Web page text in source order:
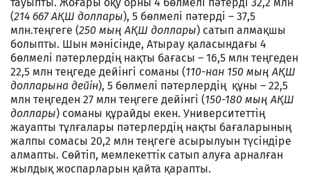
(214 667 АҚШ доллары), 5 бөлмелі пәтерді – 37,5
млн.теңгеге (250 мың АҚШ доллары) сатып алмақшы
болыпты. Шын мәнісінде, Атырау қаласындағы 4
бөлмелі пәтерлердің нақты бағасы – 16,5 млн теңгеден
22,5 млн теңгеде дейінгі соманы (110-нан 150 мың АҚШ
долларына дейін), 5 бөлмелі пәтерлердің құны – 22,5
млн теңгеден 27 млн теңгеге дейінгі (150-180 мың АҚШ
доллары) соманы құрайды екен. Университеттің
жауапты тұлғалары пәтерлердің нақты бағаларының
жалпы сомасы 20,2 млн теңгеге асырылуын түсіндіре
алмапты. Сөйтіп, мемлекеттік сатып алуға арналған
жылдық жоспарларын қайта қарапты.